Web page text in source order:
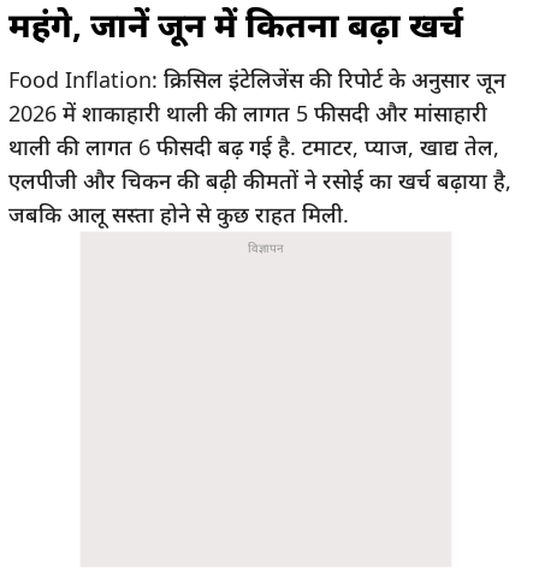
महंगे, जानें जून में कितना बढ़ा खर्च
Food Inflation: क्रिसिल इंटेलिजेंस की रिपोर्ट के अनुसार जून
2026 में शाकाहारी थाली की लागत 5 फीसदी और मांसाहारी
थाली की लागत 6 फीसदी बढ़ गई है. टमाटर, प्याज, खाद्य तेल,
एलपीजी और चिकन की बढ़ी कीमतों ने रसोई का खर्च बढ़ाया है,
जबकि आलू सस्ता होने से कुछ राहत मिली.